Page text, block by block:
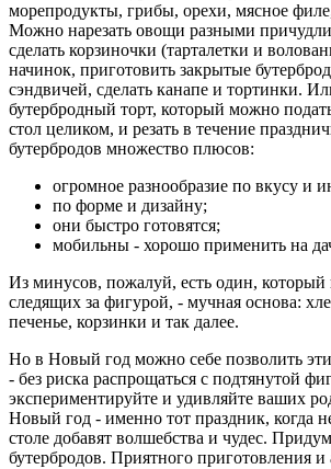
морепродукты, грибы, орехи, мясное
Можно нарезать овощи разными
сделать корзиночки (тарталетки и
начинок, приготовить закрытые
сэндвичей, сделать канапе и тортинки.
бутербродный торт, который можно
стол целиком, и резать в течение
бутербродов множество плюсов:
огромное разнообразие по вкусу и
по форме и дизайну;
они быстро готовятся;
мобильны - хорошо применить на
Из минусов, пожалуй, есть один, который
следящих за фигурой, - мучная основа:
печенье, корзинки и так далее.
Но в Новый год можно себе позволить
- без риска распрощаться с подтянутой
экспериментируйте и удивляйте ваших
Новый год - именно тот праздник, когда
столе добавят волшебства и чудес.
бутербродов. Приятного приготовления и